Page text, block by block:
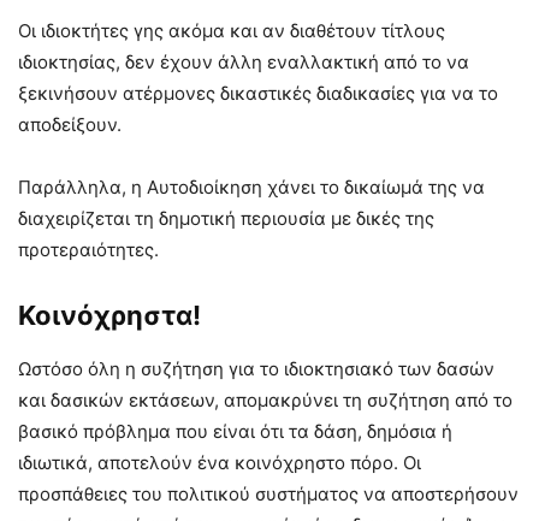
Οι ιδιοκτήτες γης ακόμα και αν διαθέτουν τίτλους
ιδιοκτησίας, δεν έχουν άλλη εναλλακτική από το να
ξεκινήσουν ατέρμονες δικαστικές διαδικασίες για να το
αποδείξουν.
Παράλληλα, η Αυτοδιοίκηση χάνει το δικαίωμά της να
διαχειρίζεται τη δημοτική περιουσία με δικές της
προτεραιότητες.
Κοινόχρηστα!
Ωστόσο όλη η συζήτηση για το ιδιοκτησιακό των δασών
και δασικών εκτάσεων, απομακρύνει τη συζήτηση από το
βασικό πρόβλημα που είναι ότι τα δάση, δημόσια ή
ιδιωτικά, αποτελούν ένα κοινόχρηστο πόρο. Οι
προσπάθειες του πολιτικού συστήματος να αποστερήσουν